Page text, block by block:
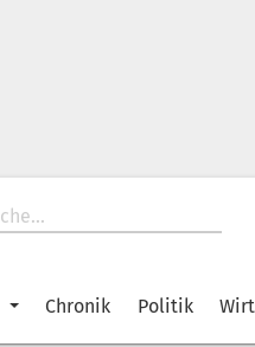
Chronik Politik